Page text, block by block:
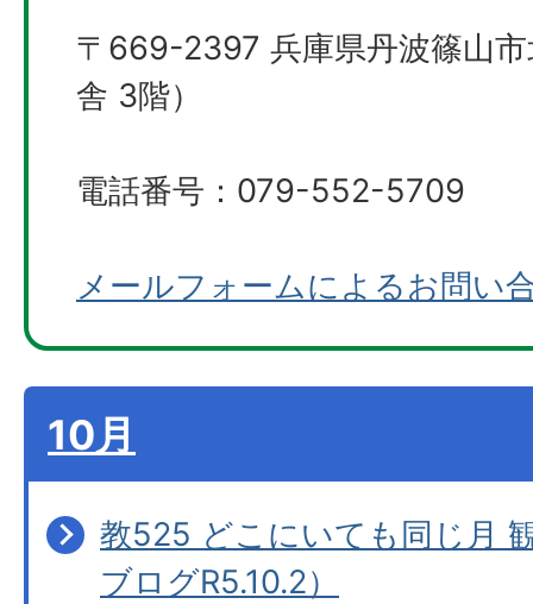
〒669-2397 兵庫県丹波篠山
舎 3階）
電話番号：079-552-5709
メールフォームによるお問い
10月
教525 どこにいても同じ月
ブログR5.10.2）